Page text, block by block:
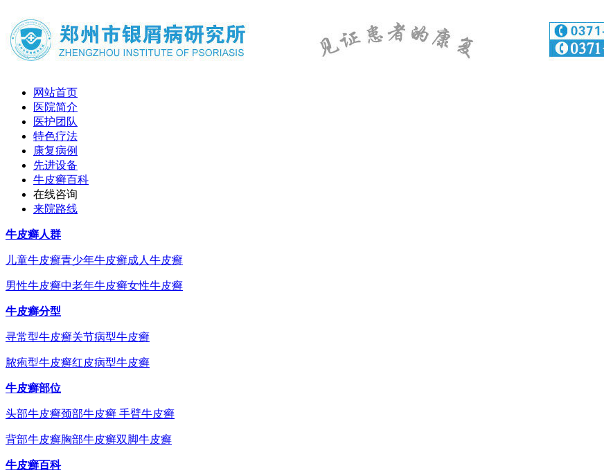
网站首页
医院简介
医护团队
特色疗法
康复病例
先进设备
牛皮癣百科
在线咨询
来院路线
牛皮癣人群
儿童牛皮癣青少年牛皮癣成人牛皮癣
男性牛皮癣中老年牛皮癣女性牛皮癣
牛皮癣分型
寻常型牛皮癣关节病型牛皮癣
脓疱型牛皮癣红皮病型牛皮癣
牛皮癣部位
头部牛皮癣颈部牛皮癣 手臂牛皮癣
背部牛皮癣胸部牛皮癣双脚牛皮癣
牛皮癣百科